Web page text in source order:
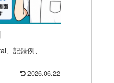
記録例、
2026.06.22